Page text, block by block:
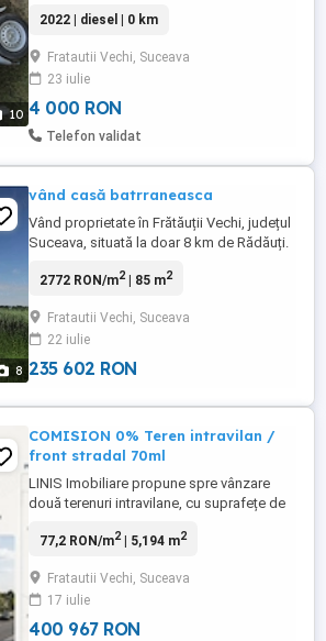
10
prelata e intacta , nu are defecte, pretul
4000 de lei usor negociabil . Nr tel pentru
mai multe detalii
2022 | diesel | 0 km
Fratautii Vechi, Suceava
23 iulie
4 000 RON
Telefon validat
8
vând casă batrraneasca
Vând proprietate în Frătăuții Vechi, județul
Suceava, situată la doar 8 km de Rădăuți.
debara Teren: 5.500 mp Apă: fântână +
Acces: 200 m până la drum betonat Acte:
cadastru și intabulare Zonă liniștită Teren
mare, ideal pentru ...
2772 RON/m2| 85 m2
Fratautii Vechi, Suceava
22 iulie
235 602 RON
COMISION 0% Teren intravilan /
front stradal 70ml
LINIS Imobiliare propune spre vânzare
două terenuri intravilane, cu suprafețe de
dezvoltări rezidențiale. Datorită frontului
terenurile oferă posibilitatea realizării unui
ansamblu de locuințe individuale,
duplexuri sau alte ...
77,2 RON/m2| 5,194 m2
Fratautii Vechi, Suceava
17 iulie
400 967 RON